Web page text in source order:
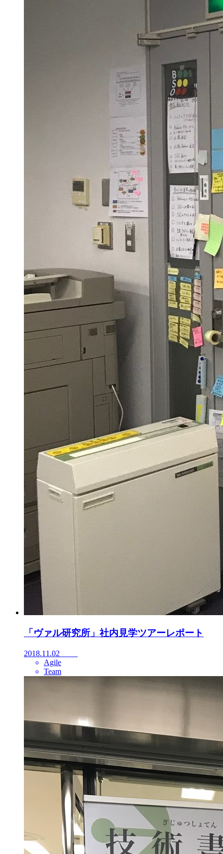
「ヴァル研究所」社内見学ツアーレポート
2018.11.02
Agile
Team